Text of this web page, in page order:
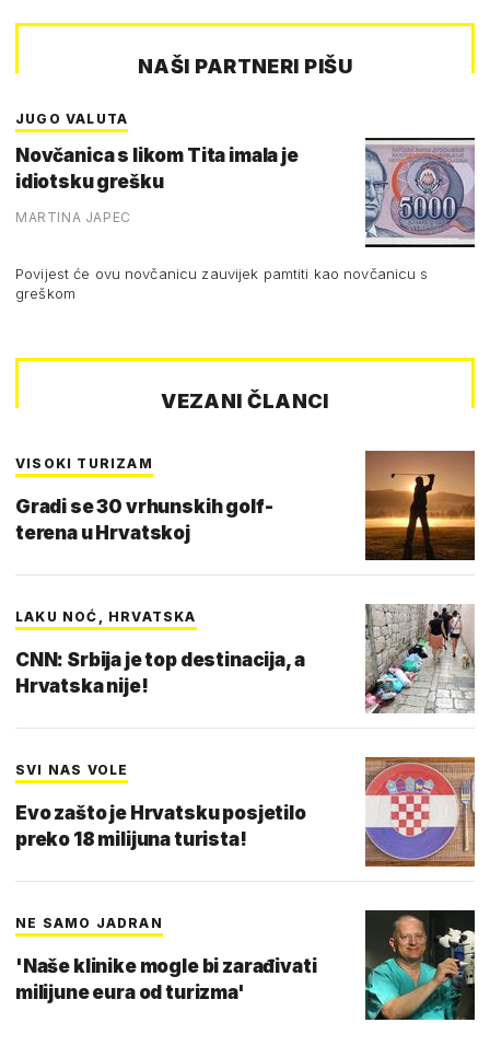
NAŠI PARTNERI PIŠU
JUGO VALUTA
Novčanica s likom Tita imala je
idiotsku grešku
MARTINA JAPEC
Povijest će ovu novčanicu zauvijek pamtiti kao novčanicu s
greškom
VEZANI ČLANCI
VISOKI TURIZAM
Gradi se 30 vrhunskih golf-
terena u Hrvatskoj
LAKU NOĆ, HRVATSKA
CNN: Srbija je top destinacija, a
Hrvatska nije!
SVI NAS VOLE
Evo zašto je Hrvatsku posjetilo
preko 18 milijuna turista!
NE SAMO JADRAN
'Naše klinike mogle bi zarađivati
milijune eura od turizma'